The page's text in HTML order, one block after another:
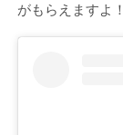
がもらえますよ！